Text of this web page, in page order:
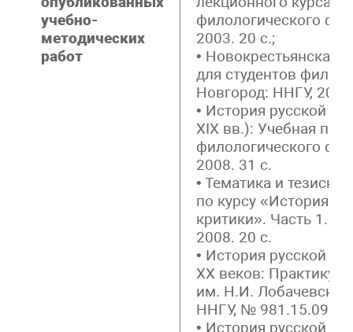
учебно-
методических
работ
филологического
2003. 20 с.;
• Новокрестьянская
для студентов
Новгород: ННГУ,
• История русской
ХIХ вв.): Учебная
филологического
2008. 31 с.
• Тематика и
по курсу «История
критики». Часть 1.
2008. 20 с.
• История русской
ХХ веков:
им. Н.И.
ННГУ, № 981.15.09.
• История русской